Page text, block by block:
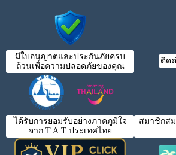
มีใบอนุญาตและประกันภัยครบ
ถ้วนเพื่อความปลอดภัยของคุณ
ติด
ได้รับการยอมรับอย่างภาคภูมิใจ
จาก T.A.T ประเทศไทย
สมาชิกสม